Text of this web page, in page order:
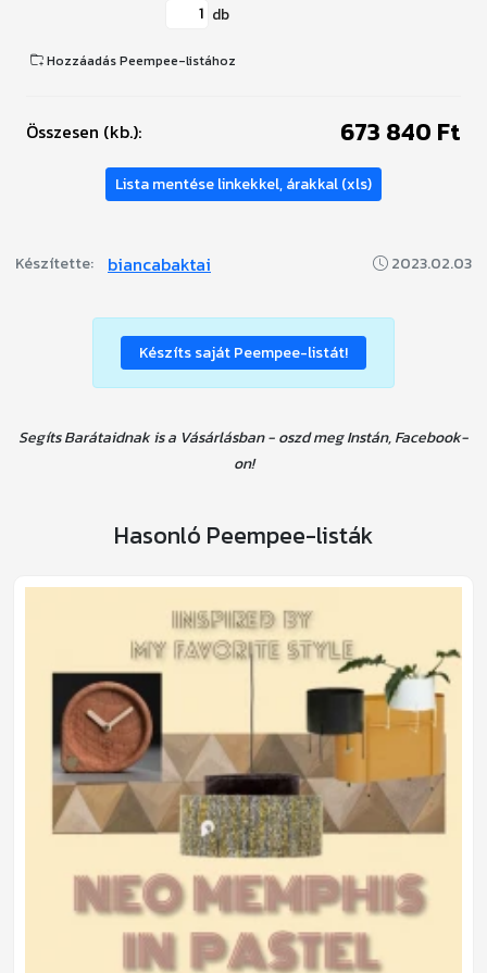
db
Hozzáadás Peempee-listához
Összesen (kb.): 673 840 Ft
Lista mentése linkekkel, árakkal (xls)
Készítette: biancabaktai 2023.02.03
Készíts saját Peempee-listát!
Segíts Barátaidnak is a Vásárlásban - oszd meg Instán, Facebook-
on!
Hasonló Peempee-listák